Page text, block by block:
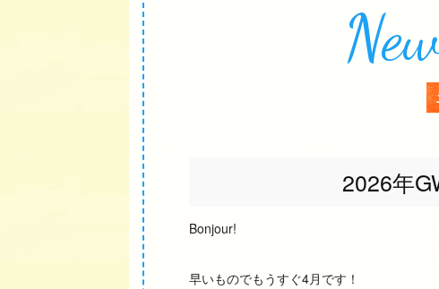
2026年
Bonjour!
早いものでもうすぐ4月です！